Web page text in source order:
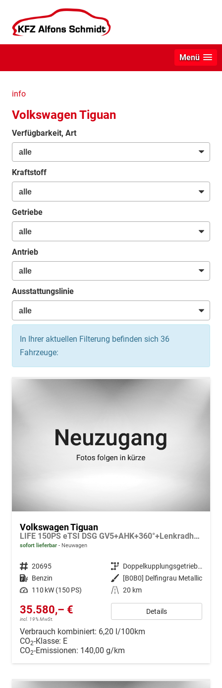
Menü
info
Volkswagen Tiguan
Verfügbarkeit, Art
Kraftstoff
Getriebe
Antrieb
Ausstattungslinie
In Ihrer aktuellen Filterung befinden sich 36
Fahrzeuge:
Volkswagen Tiguan
LIFE 150PS eTSI DSG GV5+AHK+360°+Lenkradheiz+IQ.Drive+ACC+App+eHeck+LED
sofort lieferbar Neuwagen
Fahrzeugnr. 20695 Getriebe
Doppelkupplungsgetriebe (DSG)
Kraftstoff Benzin Außenfarbe
[B0B0] Delfingrau Metallic
Leistung 110 kW (150 PS) Kilometerstand 20 km
35.580,– €
incl. 19% MwSt.
Details
Verbrauch kombiniert: 6,20 l/100km
CO2-Klasse: E
CO2-Emissionen: 140,00 g/km